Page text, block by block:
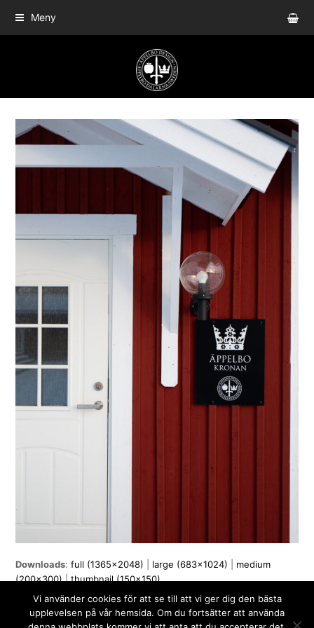
Meny
Downloads:full (1365x2048) large (683x1024)
medium
(200x300)|thumbnail (150x150)
Vi använder cookies för att se till att vi ger dig den bästa
upplevelsen på vår hemsida. Om du fortsätter att använda